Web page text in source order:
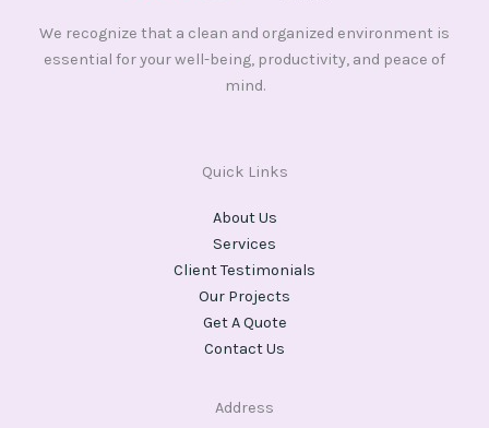
We recognize that a clean and organized environment is
essential for your well-being, productivity, and peace of
mind.
Quick Links
About Us
Services
Client Testimonials
Our Projects
Get A Quote
Contact Us
Address